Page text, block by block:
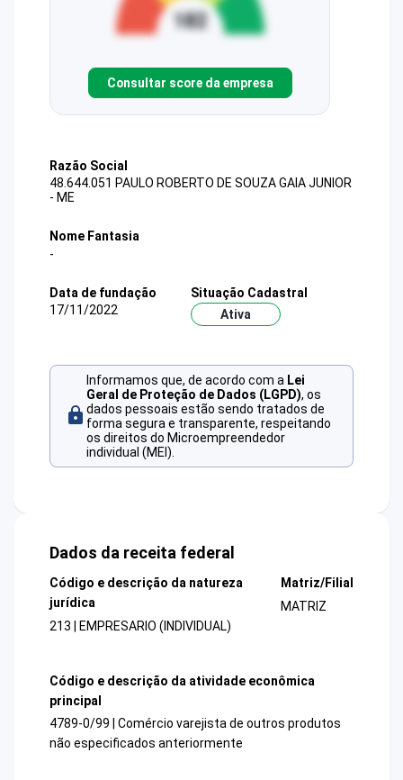
Consultar score da empresa
Razão Social
48.644.051 PAULO ROBERTO DE SOUZA GAIA JUNIOR
- ME
Nome Fantasia
-
Data de fundação
17/11/2022
Situação Cadastral
Ativa
Informamos que, de acordo com a Lei
Geral de Proteção de Dados (LGPD), os
dados pessoais estão sendo tratados de
forma segura e transparente, respeitando
os direitos do Microempreendedor
individual (MEI).
Dados da receita federal
Código e descrição da natureza
jurídica
213 | EMPRESARIO (INDIVIDUAL)
Matriz/Filial
MATRIZ
Código e descrição da atividade econômica
principal
4789-0/99 | Comércio varejista de outros produtos
não especificados anteriormente